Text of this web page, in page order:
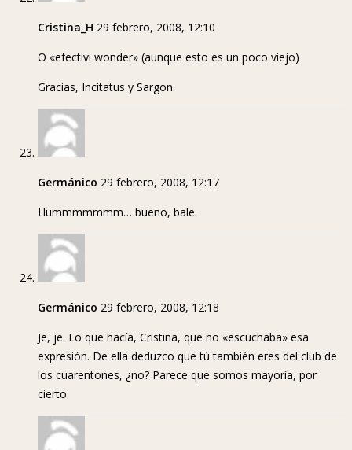
Cristina_H 29 febrero, 2008, 12:10
O «efectivi wonder» (aunque esto es un poco viejo)
Gracias, Incitatus y Sargon.
Germánico 29 febrero, 2008, 12:17
Hummmmmmm… bueno, bale.
Germánico 29 febrero, 2008, 12:18
Je, je. Lo que hacía, Cristina, que no «escuchaba» esa
expresión. De ella deduzco que tú también eres del club de
los cuarentones, ¿no? Parece que somos mayoría, por
cierto.